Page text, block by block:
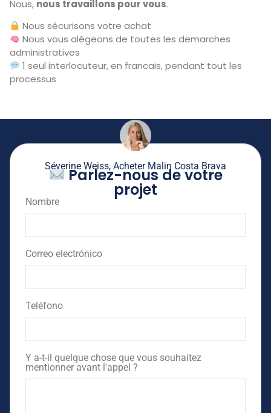
Nous, nous travaillons pour vous.
Nous sécurisons votre achat
Nous vous alégeons de toutes les demarches
administratives
1 seul interlocuteur, en francais, pendant tout les
processus
Séverine Weiss, Acheter Malin Costa Brava
Parlez-nous de votre
projet
Nombre
Correo electrónico
Teléfono
Y a-t-il quelque chose que vous souhaitez
mentionner avant l'appel ?